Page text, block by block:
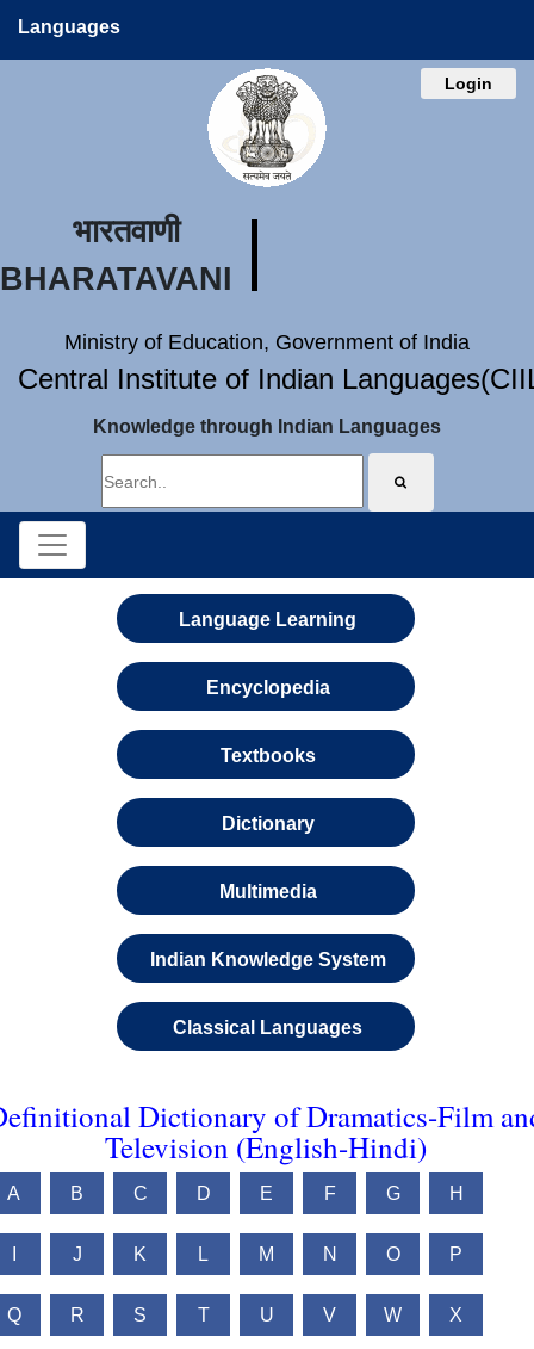
Languages
Login
भारतवाणी
BHARATAVANI
Ministry of Education, Government of India
Central Institute of Indian
Knowledge through Indian Languages
Language Learning
Encyclopedia
Textbooks
Dictionary
Multimedia
Indian Knowledge System
Classical Languages
Dictionary of Dramatics-Film
Television (English-Hindi)
A B C D E F G H
J K L M N O P
Q R S T U V W X